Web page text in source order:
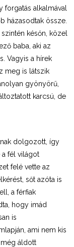
forgatás alkalmával
házasodtak össze.
későn, közel
baba, aki az
Vagyis a hírek
meg is látszik
gyönyörű,
karcsú, de
dolgozott, így
a fél világot
felé vette az
sőt azóta is
a férfiak
hogy imád
is
ami nem kis
még áldott